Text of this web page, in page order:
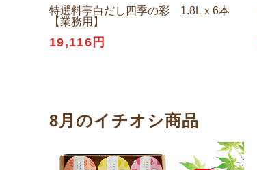
特選料亭白だし四季の彩 1.8Lｘ6本
【業務用】
19,116円
8月のイチオシ商品